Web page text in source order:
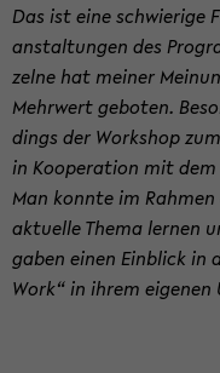
Das ist eine schwie­ri­ge
an­stal­tun­gen des
zel­ne hat mei­ner
Mehr­wert ge­bo­ten.
dings der Work­shop
in Ko­ope­ra­ti­on mit dem
Man konn­te im
ak­tu­el­le Thema ler­nen
gaben einen Ein­blick in
Work“ in ihrem ei­ge­nen